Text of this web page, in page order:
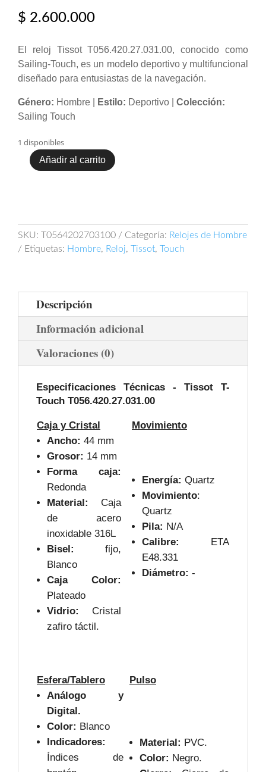
$ 2.600.000
El reloj Tissot T056.420.27.031.00, conocido como
Sailing-Touch, es un modelo deportivo y multifuncional
diseñado para entusiastas de la navegación.
Género: Hombre | Estilo: Deportivo | Colección:
Sailing Touch
1 disponibles
Tissot
Añadir al carrito
SKU: T0564202703100 Categoría: Relojes de Hombre
Etiquetas: Hombre, Reloj, Tissot, Touch
Descripción
Información adicional
Valoraciones (0)
Especificaciones Técnicas - Tissot T-
Touch T056.420.27.031.00
Caja y Cristal
Movimiento
Ancho: 44 mm
Grosor: 14 mm
Forma caja:
Redonda
Material:
Caja
de acero
inoxidable 316L
Bisel:
fijo,
Blanco
Caja Color:
Plateado
Vidrio:
Cristal
zafiro táctil.
Energía: Quartz
Movimiento:
Quartz
Pila: N/A
Calibre:
ETA
E48.331
Diámetro: -
Esfera/Tablero
Pulso
Análogo y
Digital.
Color: Blanco
Indicadores:
Índices de
Material: PVC.
Color: Negro.